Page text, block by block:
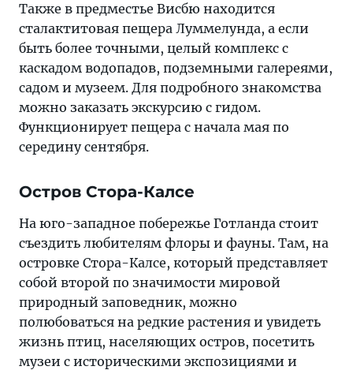
Также в предместье Висбю находится
сталактитовая пещера Луммелунда, а если
быть более точными, целый комплекс с
каскадом водопадов, подземными галереями,
садом и музеем. Для подробного знакомства
можно заказать экскурсию с гидом.
Функционирует пещера с начала мая по
середину сентября.
Остров Стора-Калсе
На юго-западное побережье Готланда стоит
съездить любителям флоры и фауны. Там, на
островке Стора-Калсе, который представляет
собой второй по значимости мировой
природный заповедник, можно
полюбоваться на редкие растения и увидеть
жизнь птиц, населяющих остров, посетить
музеи с историческими экспозициями и